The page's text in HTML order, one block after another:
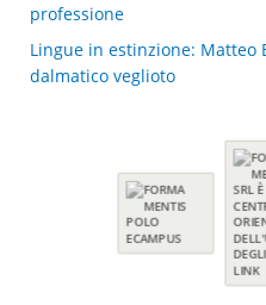
professione
Lingue in estinzione: Matteo
dalmatico veglioto